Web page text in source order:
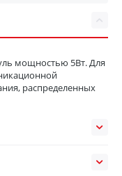
мощностью 5Вт. Для
распределенных